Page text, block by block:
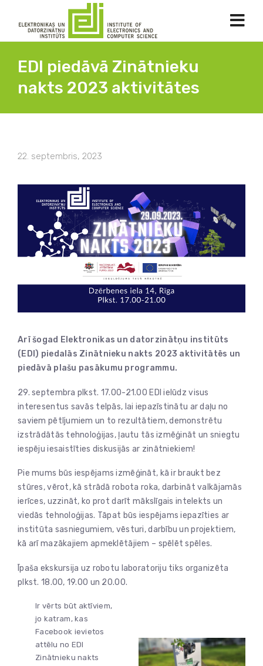
EDI piedāvā Zinātnieku
nakts 2023 aktivitātes
22. septembris, 2023
Arī šogad Elektronikas un datorzinātņu institūts
(EDI) piedalās Zinātnieku nakts 2023 aktivitātēs un
piedāvā plašu pasākumu programmu.
29. septembra plkst. 17.00-21.00 EDI ielūdz visus
interesentus savās telpās, lai iepazīstinātu ar daļu no
saviem pētījumiem un to rezultātiem, demonstrētu
izstrādātās tehnoloģijas, ļautu tās izmēģināt un sniegtu
iespēju iesaistīties diskusijās ar zinātniekiem!
Pie mums būs iespējams izmēģināt, kā ir braukt bez
stūres, vērot, kā strādā robota roka, darbināt valkājamās
ierīces, uzzināt, ko prot darīt mākslīgais intelekts un
viedās tehnoloģijas. Tāpat būs iespējams iepazīties ar
institūta sasniegumiem, vēsturi, darbību un projektiem,
kā arī mazākajiem apmeklētājiem – spēlēt spēles.
Īpaša ekskursija uz robotu laboratoriju tiks organizēta
plkst. 18.00, 19.00 un 20.00.
Ir vērts būt aktīviem,
jo katram, kas
Facebook ievietos
attēlu no EDI
Zinātnieku nakts